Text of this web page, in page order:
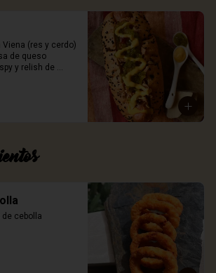
(res y cerdo)
de queso
y relish de
de cebolla